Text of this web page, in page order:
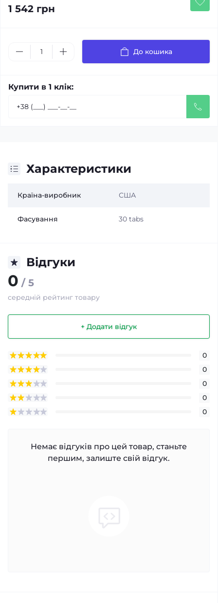
1 542 грн
До кошика
Купити в 1 клік:
Характеристики
Країна-виробник США
Фасування 30 tabs
Відгуки
0 / 5
середній рейтинг товару
+ Додати відгук
0
0
0
0
0
Немає відгуків про цей товар, станьте
першим, залиште свій відгук.